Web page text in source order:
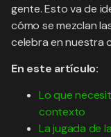
gente. Esto va de
cómo se mezclan
celebra en nuestra
En este artículo:
Lo que
contexto
La jugada de